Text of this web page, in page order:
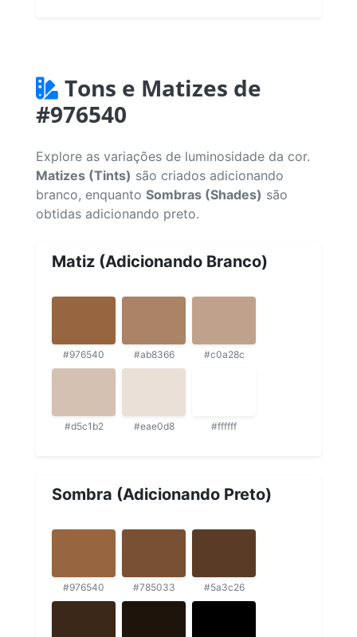
Tons e Matizes de
#976540
Explore as variações de luminosidade da cor.
Matizes (Tints) são criados adicionando
branco, enquanto Sombras (Shades) são
obtidas adicionando preto.
Matiz (Adicionando Branco)
#976540 #ab8366 #c0a28c
#d5c1b2 #eae0d8 #ffffff
Sombra (Adicionando Preto)
#976540 #785033 #5a3c26